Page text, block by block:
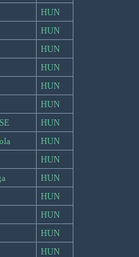
HUN
HUN
HUN
HUN
HUN
HUN
HUN
HUN
HUN
HUN
HUN
HUN
HUN
HUN